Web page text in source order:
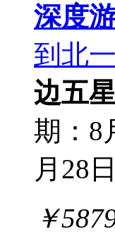
深度
到北
边五
期：8
月28日
￥